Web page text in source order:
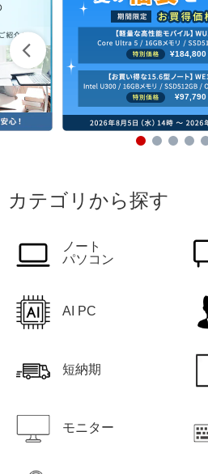
¥184,800
¥97,790
カテゴリから探す
ノート
パソコン
AI PC
短納期
モニター